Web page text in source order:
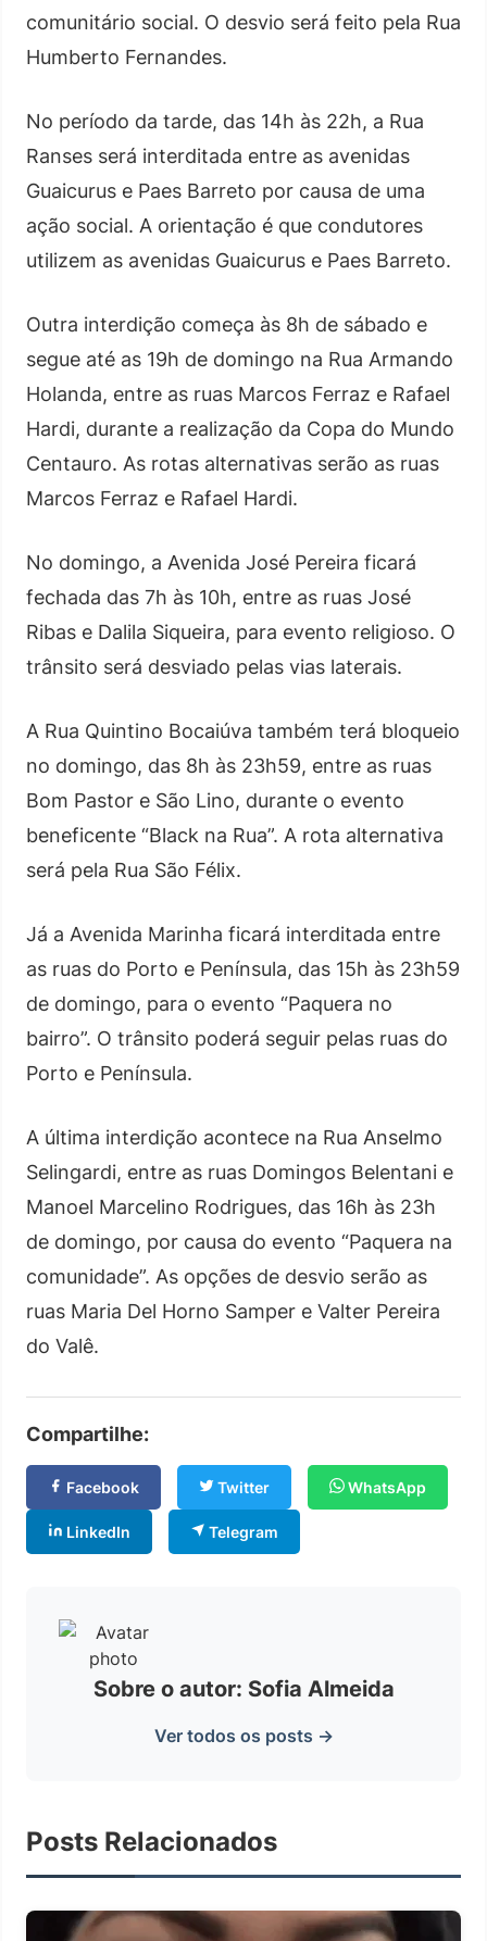
comunitário social. O desvio será feito pela Rua
Humberto Fernandes.
No período da tarde, das 14h às 22h, a Rua
Ranses será interditada entre as avenidas
Guaicurus e Paes Barreto por causa de uma
ação social. A orientação é que condutores
utilizem as avenidas Guaicurus e Paes Barreto.
Outra interdição começa às 8h de sábado e
segue até as 19h de domingo na Rua Armando
Holanda, entre as ruas Marcos Ferraz e Rafael
Hardi, durante a realização da Copa do Mundo
Centauro. As rotas alternativas serão as ruas
Marcos Ferraz e Rafael Hardi.
No domingo, a Avenida José Pereira ficará
fechada das 7h às 10h, entre as ruas José
Ribas e Dalila Siqueira, para evento religioso. O
trânsito será desviado pelas vias laterais.
A Rua Quintino Bocaiúva também terá bloqueio
no domingo, das 8h às 23h59, entre as ruas
Bom Pastor e São Lino, durante o evento
beneficente “Black na Rua”. A rota alternativa
será pela Rua São Félix.
Já a Avenida Marinha ficará interditada entre
as ruas do Porto e Península, das 15h às 23h59
de domingo, para o evento “Paquera no
bairro”. O trânsito poderá seguir pelas ruas do
Porto e Península.
A última interdição acontece na Rua Anselmo
Selingardi, entre as ruas Domingos Belentani e
Manoel Marcelino Rodrigues, das 16h às 23h
de domingo, por causa do evento “Paquera na
comunidade”. As opções de desvio serão as
ruas Maria Del Horno Samper e Valter Pereira
do Valê.
Compartilhe:
Facebook Twitter WhatsApp
LinkedIn Telegram
Sobre o autor: Sofia Almeida
Ver todos os posts →
Posts Relacionados